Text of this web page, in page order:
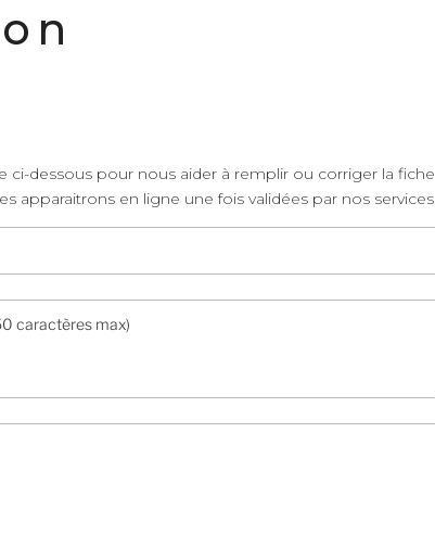
ci-dessous pour nous aider à remplir ou corriger la fiche
apparaitrons en ligne une fois validées par nos services.